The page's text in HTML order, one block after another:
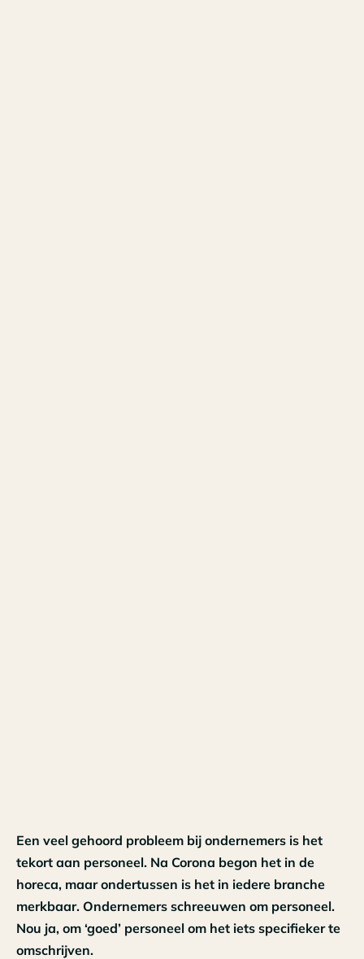
Een veel gehoord probleem bij ondernemers is het
tekort aan personeel. Na Corona begon het in de
horeca, maar ondertussen is het in iedere branche
merkbaar. Ondernemers schreeuwen om personeel.
Nou ja, om ‘goed’ personeel om het iets specifieker te
omschrijven.